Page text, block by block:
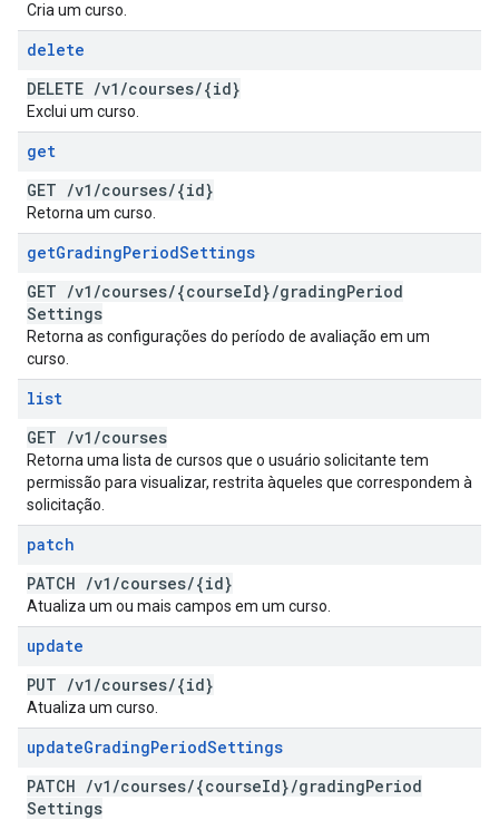
Cria um curso.
delete
DELETE /v1 /courses/{id}
Exclui um curso.
get
GET /v1 /courses/{id}
Retorna um curso.
getGradingPeriodSettings
GET /v1 /courses/{courseId}/gradingPeriod
Settings
Retorna as configurações do período de avaliação em um
curso.
list
GET /v1 /courses
Retorna uma lista de cursos que o usuário solicitante tem
permissão para visualizar, restrita àqueles que correspondem à
solicitação.
patch
PATCH /v1 /courses/{id}
Atualiza um ou mais campos em um curso.
update
PUT /v1 /courses/{id}
Atualiza um curso.
updateGradingPeriodSettings
PATCH /v1 /courses/{courseId}/gradingPeriod
Settings